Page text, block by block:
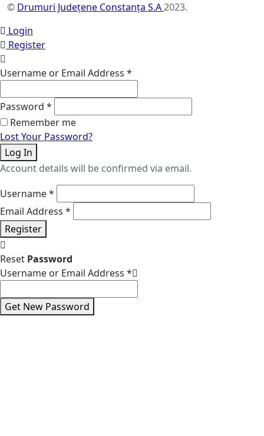
© Drumuri Județene Constanța S.A2023.
Login
Register
Username or Email Address *
Password *
Remember me
Lost Your Password?
Log In
Account details will be confirmed via email.
Username*
Email Address *
Register
Reset Password
Username or Email Address *
Get New Password